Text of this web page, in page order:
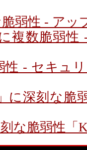
脆弱性 - ア
に複数脆弱
性 - セキュ
に深刻な脆
刻な脆弱性「